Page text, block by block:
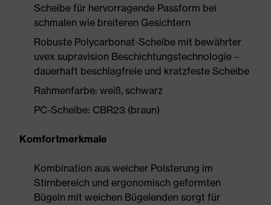
Scheibe für hervorragende Passform bei
schmalen wie breiteren Gesichtern
Robuste Polycarbonat-Scheibe mit bewährter
uvex supravision Beschichtungstechnologie –
dauerhaft beschlagfreie und kratzfeste Scheibe
Rahmenfarbe: weiß, schwarz
PC-Scheibe: CBR23 (braun)
Komfortmerkmale
Kombination aus weicher Polsterung im
Stirnbereich und ergonomisch geformten
Bügeln mit weichen Bügelenden sorgt für